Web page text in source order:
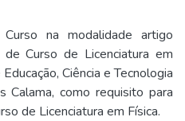
na modalidade artigo
Curso de Licenciatura em
Ciência e Tecnologia
Calama, como requisito para
de Licenciatura em Física.